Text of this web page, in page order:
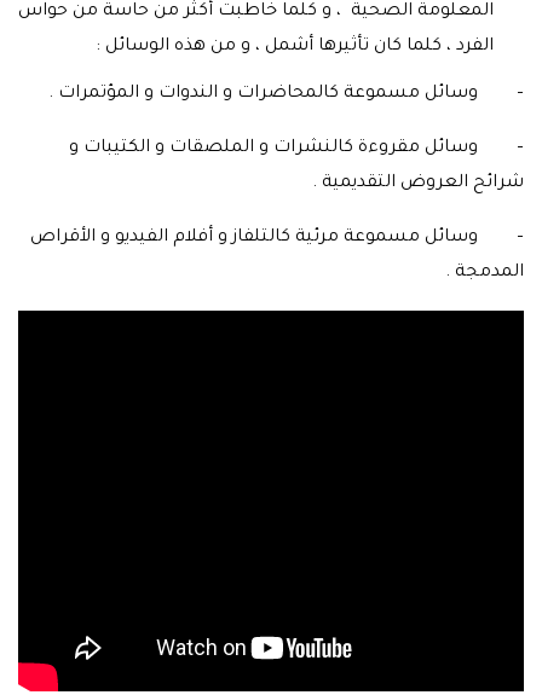
المعلومة الصحية ، و كلما خاطبت أكثر من حاسة من حواس
الفرد ، كلما كان تأثيرها أشمل ، و من هذه الوسائل :
– وسائل مسموعة كالمحاضرات و الندوات و المؤتمرات .
– وسائل مقروءة كالنشرات و الملصقات و الكتيبات و
شرائح العروض التقديمية .
– وسائل مسموعة مرئية كالتلفاز و أفلام الفيديو و الأقراص
المدمجة .